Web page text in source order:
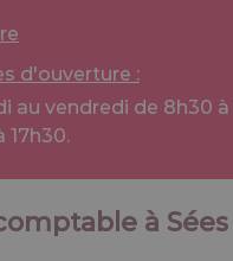
d'ouverture :
au vendredi de 8h30 à
17h30.
à Sées